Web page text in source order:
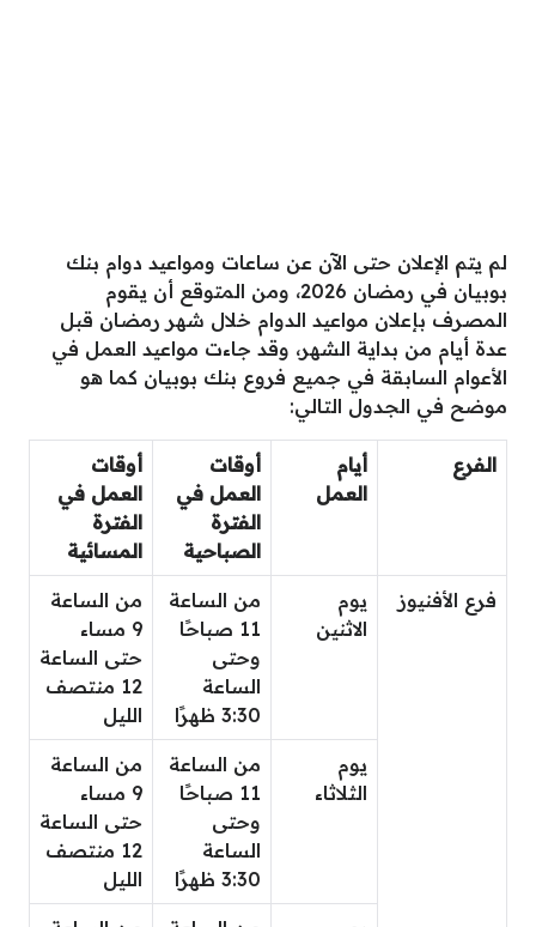
لم يتم الإعلان حتى الآن عن ساعات ومواعيد دوام بنك
بوبيان في رمضان 2026، ومن المتوقع أن يقوم
المصرف بإعلان مواعيد الدوام خلال شهر رمضان قبل
عدة أيام من بداية الشهر، وقد جاءت مواعيد العمل في
الأعوام السابقة في جميع فروع بنك بوبيان كما هو
موضح في الجدول التالي:
الفرع
أيام
العمل
أوقات
العمل في
الفترة
الصباحية
أوقات
العمل في
الفترة
المسائية
فرع الأفنيوز
يوم
الاثنين
من الساعة
11 صباحًا
وحتى
الساعة
3:30 ظهرًا
من الساعة
9 مساء
حتى الساعة
12 منتصف
الليل
يوم
الثلاثاء
من الساعة
11 صباحًا
وحتى
الساعة
3:30 ظهرًا
من الساعة
9 مساء
حتى الساعة
12 منتصف
الليل